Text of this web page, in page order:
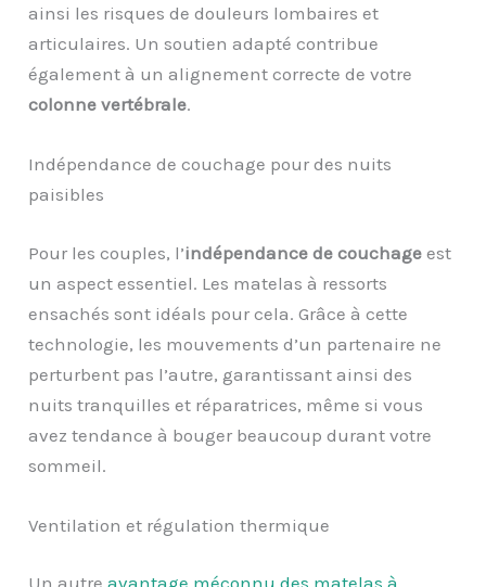
ainsi les risques de douleurs lombaires et
articulaires. Un soutien adapté contribue
également à un alignement correcte de votre
colonne vertébrale.
Indépendance de couchage pour des nuits
paisibles
Pour les couples, l’indépendance de couchage est
un aspect essentiel. Les matelas à ressorts
ensachés sont idéals pour cela. Grâce à cette
technologie, les mouvements d’un partenaire ne
perturbent pas l’autre, garantissant ainsi des
nuits tranquilles et réparatrices, même si vous
avez tendance à bouger beaucoup durant votre
sommeil.
Ventilation et régulation thermique